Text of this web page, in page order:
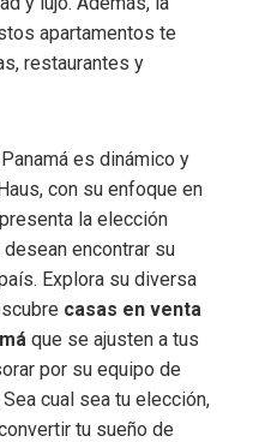
apartamentos te
restaurantes y
es dinámico y
con su enfoque en
la elección
encontrar su
Explora su diversa
casas en venta
que se ajusten a tus
por su equipo de
cual sea tu elección,
tu sueño de